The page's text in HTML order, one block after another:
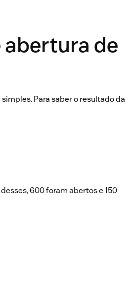
abertura de
Para saber o resultado da
600 foram abertos e 150